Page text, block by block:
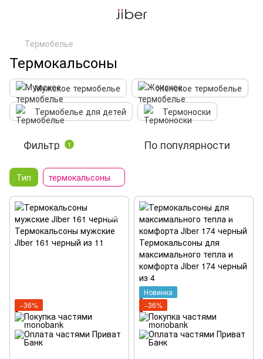
Термобелье
Термокальсоны
Мужское термобелье
Женское термобелье
Термобелье для детей
Термоноски
Фильтр 1 По популярности
Тип термокальсоны
−36%
Новинка
−36%